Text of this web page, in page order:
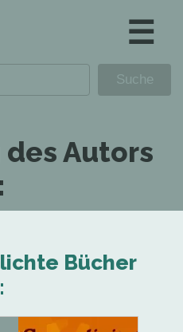
☰
Autors
Bücher